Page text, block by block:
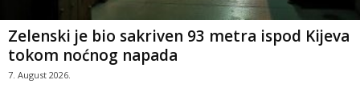
Zelenski je bio sakriven 93 metra ispod Kijeva
tokom noćnog napada
7. August 2026.